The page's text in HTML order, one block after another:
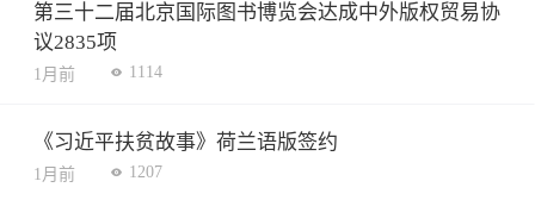
第三十二届北京国际图书博览会达成中外版权贸易协
议2835项
1月前 1114
《习近平扶贫故事》荷兰语版签约
1月前 1207